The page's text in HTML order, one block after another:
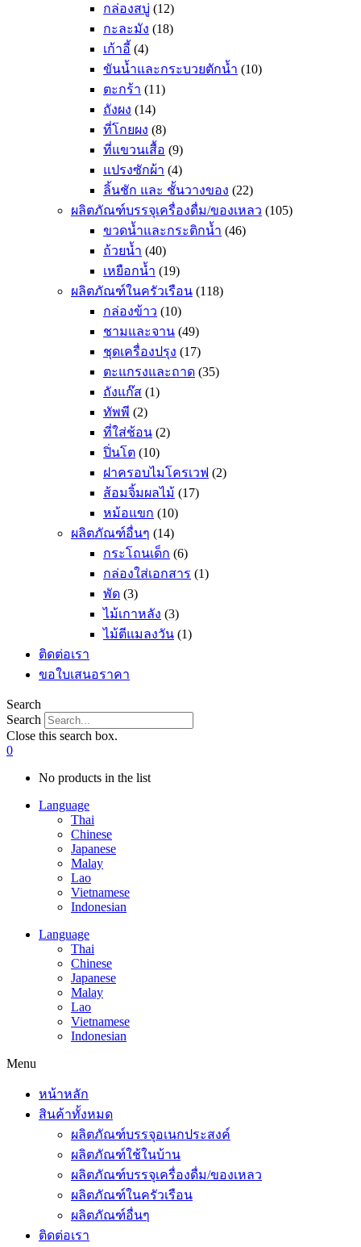
กล่องสบู่ (12)
กะละมัง (18)
เก้าอี้ (4)
ขันน้ำและกระบวยตักน้ำ (10)
ตะกร้า (11)
ถังผง (14)
ที่โกยผง (8)
ที่แขวนเสื้อ (9)
แปรงซักผ้า (4)
ลิ้นชัก และ ชั้นวางของ (22)
ผลิตภัณฑ์บรรจุเครื่องดื่ม/ของเหลว (105)
ขวดน้ำและกระติกน้ำ (46)
ถ้วยน้ำ (40)
เหยือกน้ำ (19)
ผลิตภัณฑ์ในครัวเรือน (118)
กล่องข้าว (10)
ชามและจาน (49)
ชุดเครื่องปรุง (17)
ตะแกรงและถาด (35)
ถังแก๊ส (1)
ทัพพี (2)
ที่ใส่ช้อน (2)
ปิ่นโต (10)
ฝาครอบไมโครเวฟ (2)
ส้อมจิ้มผลไม้ (17)
หม้อแขก (10)
ผลิตภัณฑ์อื่นๆ (14)
กระโถนเด็ก (6)
กล่องใส่เอกสาร (1)
พัด (3)
ไม้เกาหลัง (3)
ไม้ตีแมลงวัน (1)
ติดต่อเรา
ขอใบเสนอราคา
Search
Search
Close this search box.
0
No products in the list
Language
Thai
Chinese
Japanese
Malay
Lao
Vietnamese
Indonesian
Language
Thai
Chinese
Japanese
Malay
Lao
Vietnamese
Indonesian
Menu
หน้าหลัก
สินค้าทั้งหมด
ผลิตภัณฑ์บรรจุอเนกประสงค์
ผลิตภัณฑ์ใช้ในบ้าน
ผลิตภัณฑ์บรรจุเครื่องดื่ม/ของเหลว
ผลิตภัณฑ์ในครัวเรือน
ผลิตภัณฑ์อื่นๆ
ติดต่อเรา